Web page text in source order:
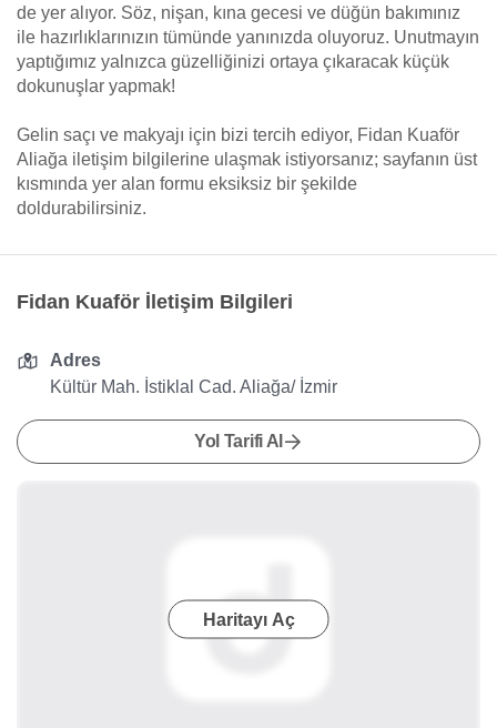
de yer alıyor. Söz, nişan, kına gecesi ve düğün bakımınız
ile hazırlıklarınızın tümünde yanınızda oluyoruz. Unutmayın
yaptığımız yalnızca güzelliğinizi ortaya çıkaracak küçük
dokunuşlar yapmak!
Gelin saçı ve makyajı için bizi tercih ediyor, Fidan Kuaför
Aliağa iletişim bilgilerine ulaşmak istiyorsanız; sayfanın üst
kısmında yer alan formu eksiksiz bir şekilde
doldurabilirsiniz.
Fidan Kuaför İletişim Bilgileri
Adres
Kültür Mah. İstiklal Cad. Aliağa/ İzmir
Yol Tarifi Al
Haritayı Aç